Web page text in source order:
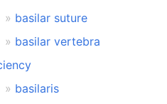
basilar suture
basilar vertebra
basilaris